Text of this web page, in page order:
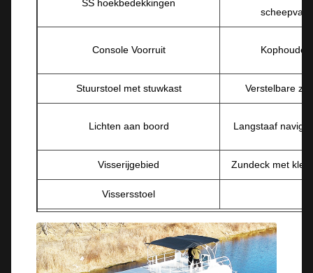
SS hoekbedekkingen
Console Voorruit
Stuurstoel met stuwkast Verstelbare
Lichten aan boord Langstaaf
Visserijgebied Zundeck met
Vissersstoel
Optioneel